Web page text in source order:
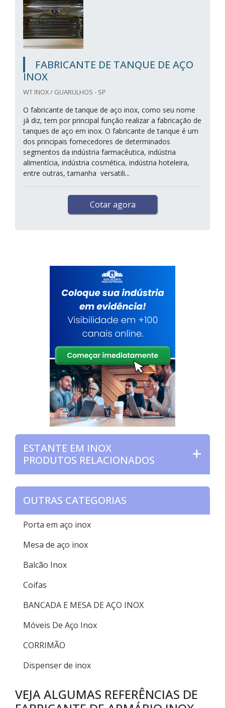
FABRICANTE DE TANQUE DE AÇO
INOX
WT INOX / GUARULHOS - SP
O fabricante de tanque de aço inox, como seu nome
já diz, tem por principal função realizar a fabricação de
tanques de aço em inox. O fabricante de tanque é um
dos principais fornecedores de determinados
segmentos da indústria farmacêutica, indústria
alimentícia, indústria cosmética, indústria hoteleira,
entre outras, tamanha versatili...
Cotar agora
ESTANTE EM INOX
PRODUTOS RELACIONADOS
OUTRAS CATEGORIAS
Porta em aço inox
Mesa de aço inox
Balcão Inox
Coifas
BANCADA E MESA DE AÇO INOX
Móveis De Aço Inox
CORRIMÃO
Dispenser de inox
VEJA ALGUMAS REFERÊNCIAS DE